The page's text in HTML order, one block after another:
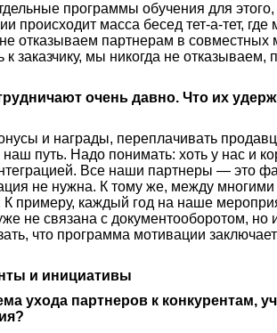
программы обучения для
происходит масса бесед тет-а-тет,
отказываем партнерам в совместных
заказчику, мы никогда не отказываем,
очень давно. Что их
и награды, переплачивать
путь. Надо понимать: хоть у нас и
Все наши партнеры — это
не нужна. К тому же, между
примеру, каждый год на наше
не связана с документооборотом, но
что программа мотивации
и инициативы
ухода партнеров к конкурентам,